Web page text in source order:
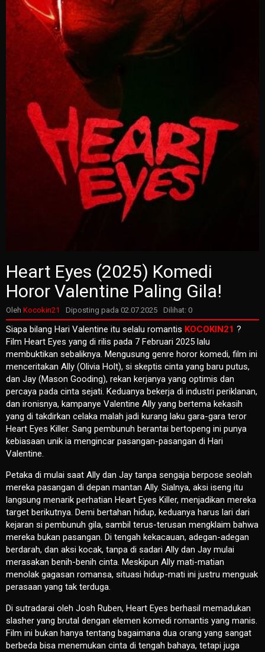
Heart Eyes (2025) Komedi
Horor Valentine Paling Gila!
Oleh Kocokin21 Diposting pada 02.07.2025 Dilihat: 0
Siapa bilang Hari Valentine itu selalu romantis KOCOKIN21 ?
Film Heart Eyes yang di rilis pada 7 Februari 2025 lalu
membuktikan sebaliknya. Mengusung genre horor komedi, film ini
menceritakan Ally (Olivia Holt), si skeptis cinta yang baru putus,
dan Jay (Mason Gooding), rekan kerjanya yang optimis dan
percaya pada cinta sejati. Keduanya bekerja di industri periklanan,
dan ironisnya, kampanye Valentine Ally yang bertema kekasih
yang di takdirkan celaka malah jadi kurang laku gara-gara teror
Heart Eyes Killer. Sang pembunuh berantai bertopeng ini punya
kebiasaan unik ia mengincar pasangan-pasangan di Hari
Valentine.
Petaka di mulai saat Ally dan Jay tanpa sengaja berpose seolah
mereka pasangan di depan mantan Ally. Sialnya, aksi iseng itu
langsung menarik perhatian Heart Eyes Killer, menjadikan mereka
target berikutnya. Demi bertahan hidup, keduanya harus lari dari
kejaran si pembunuh gila, sambil terus-terusan mengklaim bahwa
mereka bukan pasangan. Di tengah kekacauan, adegan-adegan
berdarah, dan aksi kocak, tanpa di sadari Ally dan Jay mulai
merasakan benih-benih cinta. Meskipun Ally mati-matian
menolak gagasan romansa, situasi hidup-mati ini justru menguak
perasaan yang tak terduga.
Di sutradarai oleh Josh Ruben, Heart Eyes berhasil memadukan
slasher yang brutal dengan elemen komedi romantis yang manis.
Film ini bukan hanya tentang bagaimana dua orang yang sangat
berbeda bisa menemukan cinta di tengah bahaya, tetapi juga